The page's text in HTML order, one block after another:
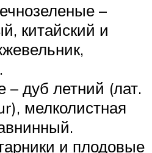
–
китайский и
– дуб летний (лат.
мелколистная
и плодовые